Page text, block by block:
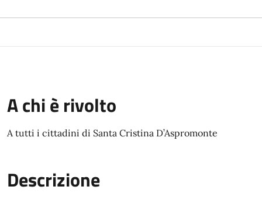
A chi è rivolto
A tutti i cittadini di Santa Cristina D’Aspromonte
Descrizione